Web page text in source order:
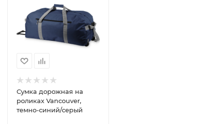
Сумка дорожная на
роликах Vancouver,
темно-синий/серый